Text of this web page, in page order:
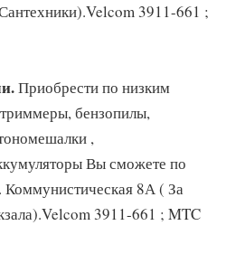
3911-661 ;
Приобрести по низким
бензопилы,
,
Вы сможете по
Коммунистическая 8А ( За
3911-661 ; MTC